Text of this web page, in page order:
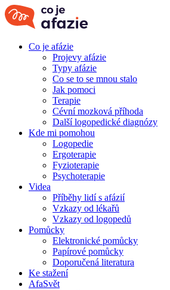
Co je afázie
Projevy afázie
Typy afázie
Co se to se mnou stalo
Jak pomoci
Terapie
Cévní mozková příhoda
Další logopedické diagnózy
Kde mi pomohou
Logopedie
Ergoterapie
Fyzioterapie
Psychoterapie
Videa
Příběhy lidí s afázií
Vzkazy od lékařů
Vzkazy od logopedů
Pomůcky
Elektronické pomůcky
Papírové pomůcky
Doporučená literatura
Ke stažení
AfaSvět